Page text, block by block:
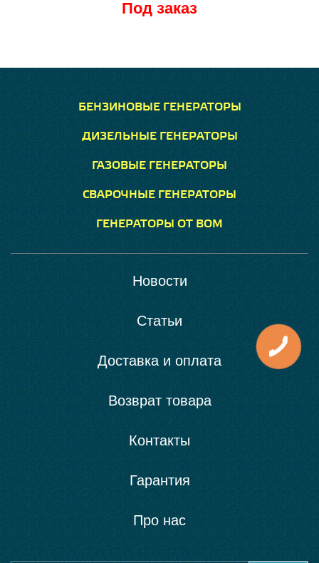
Под заказ
БЕНЗИНОВЫЕ ГЕНЕРАТОРЫ
ДИЗЕЛЬНЫЕ ГЕНЕРАТОРЫ
ГАЗОВЫЕ ГЕНЕРАТОРЫ
СВАРОЧНЫЕ ГЕНЕРАТОРЫ
ГЕНЕРАТОРЫ ОТ ВОМ
Новости
Статьи
Доставка и оплата
Возврат товара
Контакты
Гарантия
Про нас